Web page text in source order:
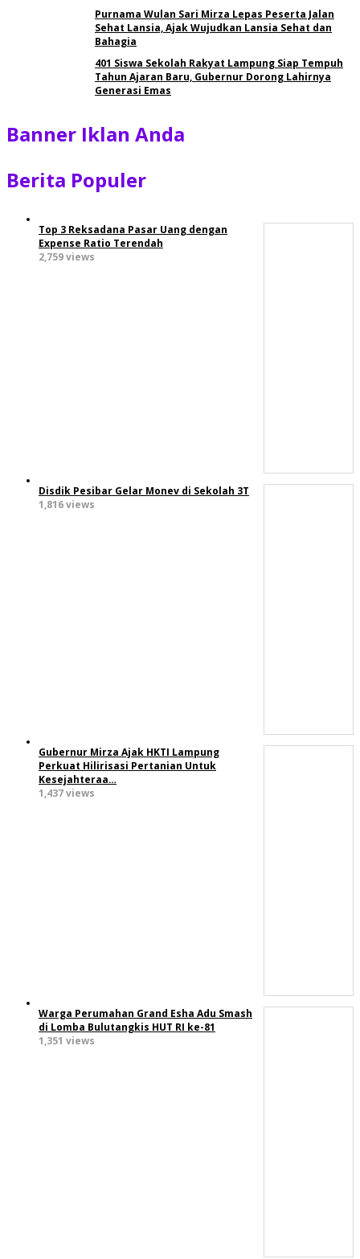
Purnama Wulan Sari Mirza Lepas Peserta Jalan
Sehat Lansia, Ajak Wujudkan Lansia Sehat dan
Bahagia
401 Siswa Sekolah Rakyat Lampung Siap Tempuh
Tahun Ajaran Baru, Gubernur Dorong Lahirnya
Generasi Emas
Banner Iklan Anda
Berita Populer
Top 3 Reksadana Pasar Uang dengan
Expense Ratio Terendah
2,759 views
Disdik Pesibar Gelar Monev di Sekolah 3T
1,816 views
Gubernur Mirza Ajak HKTI Lampung
Perkuat Hilirisasi Pertanian Untuk
Kesejahteraa…
1,437 views
Warga Perumahan Grand Esha Adu Smash
di Lomba Bulutangkis HUT RI ke-81
1,351 views